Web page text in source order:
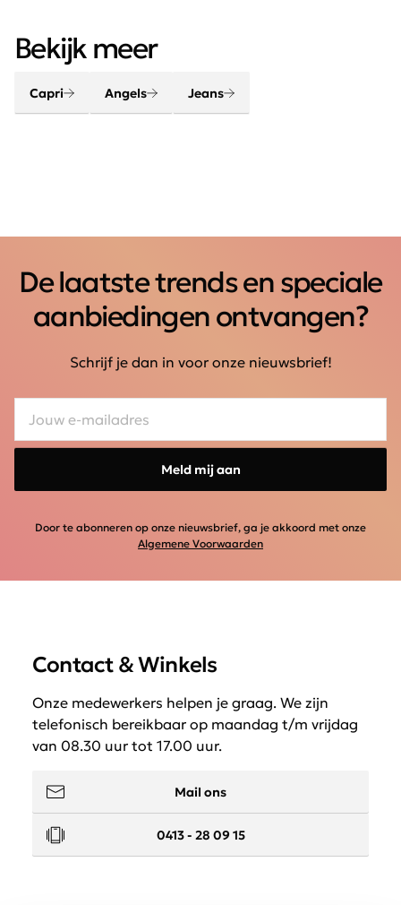
materiaal, de Curvy- en de Comfort jeans zijn broeken
van Angels Jeans heerlijk te dragen.
Bekijk meer
Capri Angels Jeans
De laatste trends en speciale
aanbiedingen ontvangen?
Schrijf je dan in voor onze nieuwsbrief!
Meld mij aan
Door te abonneren op onze nieuwsbrief, ga je akkoord met onze
Algemene Voorwaarden
Contact & Winkels
Onze medewerkers helpen je graag. We zijn
telefonisch bereikbaar op maandag t/m vrijdag
van 08.30 uur tot 17.00 uur.
Mail ons
0413 - 28 09 15